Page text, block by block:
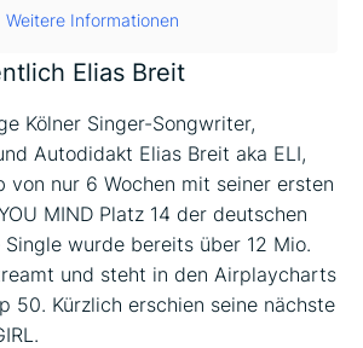
Weitere Informationen
Elias Breit
Kölner Singer-Songwriter,
Autodidakt Elias Breit aka ELI,
von nur 6 Wochen mit seiner ersten
MIND Platz 14 der deutschen
wurde bereits über 12 Mio.
und steht in den Airplaycharts
50. Kürzlich erschien seine nächste